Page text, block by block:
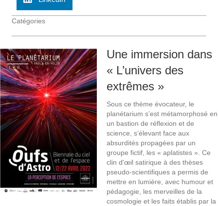
Catégories
Une immersion dans
« L’univers des
extrêmes »
Sous ce thème évocateur, le
planétarium s’est métamorphosé en
un bastion de réflexion et de
science, s’élevant face aux
absurdités propagées par un
groupe fictif, les « aplatistes ». Ce
clin d'œil satirique à des thèses
pseudo-scientifiques a permis de
mettre en lumière, avec humour et
pédagogie, les merveilles de la
cosmologie et les faits établis par la